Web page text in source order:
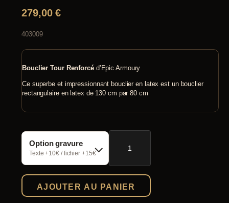
basé
client
279,00€
403009
Bouclier Tour Renforcéd’Epic Armoury
Ce superbe et impressionnant bouclier en latex est un bouclier
rectangulaire en latex de 130 cm par 80 cm
Option gravure
Texte +10€ / fichier +15€
quantité
Bouclier
Tour
AJOUTER AU PANIER